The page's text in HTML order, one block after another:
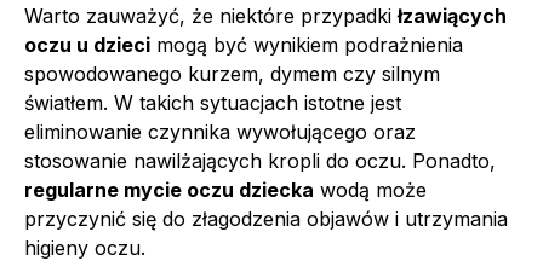
Warto zauważyć, że niektóre przypadkiłzawiących
oczu u dzieci mogą być wynikiem podrażnienia
spowodowanego kurzem, dymem czy silnym
światłem. W takich sytuacjach istotne jest
eliminowanie czynnika wywołującego oraz
stosowanie nawilżających kropli do oczu. Ponadto,
regularne mycie oczu dziecka wodą może
przyczynić się do złagodzenia objawów i utrzymania
higieny oczu.